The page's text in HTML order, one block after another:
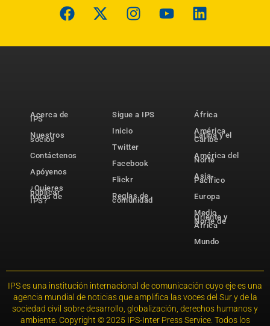
Acerca de
IPS
Nuestros
socios
Contáctenos
Apóyenos
¿Quieres
publicar
notas de
IPS?
Sigue a IPS
Inicio
Twitter
Facebook
Flickr
Reglas de
comunidad
África
América
Latina y el
Caribe
América del
Norte
Asia-
Pacífico
Europa
Medio
Oriente y
Norte de
África
Mundo
IPS es una institución internacional de comunicación cuyo eje es una
agencia mundial de noticias que amplifica las voces del Sur y de la
sociedad civil sobre desarrollo, globalización, derechos humanos y
ambiente. Copyright © 2025 IPS-Inter Press Service. Todos los